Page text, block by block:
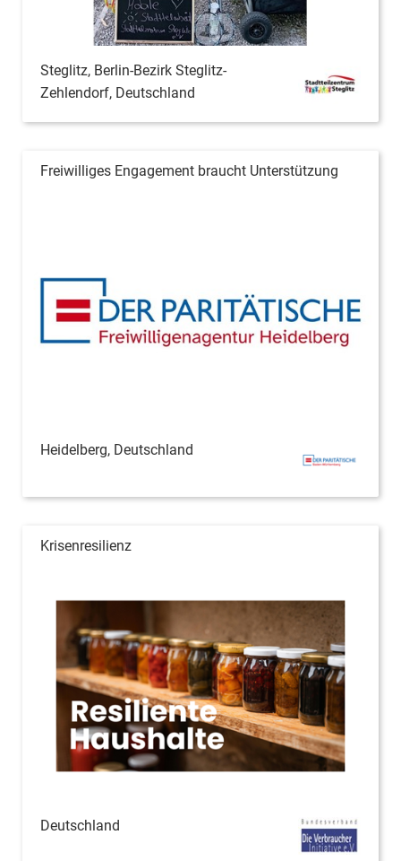
Steglitz, Berlin-Bezirk Steglitz-
Zehlendorf, Deutschland
Freiwilliges Engagement braucht Unterstützung
Heidelberg, Deutschland
Krisenresilienz
Deutschland